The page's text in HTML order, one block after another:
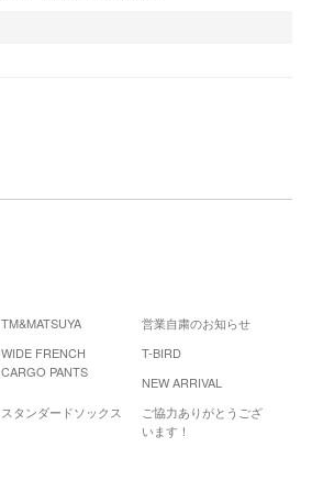
TM&MATSUYA
営業自粛のお知らせ
WIDE FRENCH
CARGO PANTS
T-BIRD
NEW ARRIVAL
スタンダードソックス
ご協力ありがとうござ
います！